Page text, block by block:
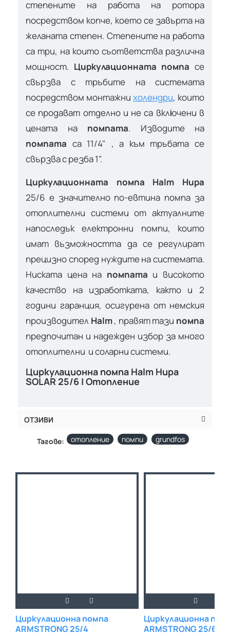
степените на работа на ротора
посредством копче, което се завърта на
желаната степен. Степените на работа
са три, на които съответства различна
мощност. Циркулационната помпасе
свързва с тръбите на системата
посредством монтажни холендри, които
се продават отделно и не са включени в
цената напомпата. Изводите на
помпата са 11/4" , а към тръбата се
свързва с резба 1".
Циркулационната помпа Halm Hupa
25/6 е значително по-евтина помпа за
отоплителни системи от актуалните
напоследък електронни помпи, които
имат възможността да се регулират
прецизно според нуждите на системата.
Ниската цена на помпата и високото
качество на изработката, както и 2
години гаранция, осигурена от немския
производител Halm, правят тази помпа
предпочитан и надежден избор за много
отоплителни и соларни системи.
Циркулационна помпа Halm Hupa
SOLAR 25/6 | Отопление
ОТЗИВИ
Тагове: отопление помпи grundfos
Циркулационна помпа
ARMSTRONG 25/4
Циркулационна
ARMSTRONG 25/6